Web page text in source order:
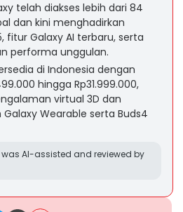
telah diakses lebih dari 84
dan kini menghadirkan
fitur Galaxy AI terbaru, serta
performa unggulan.
di Indonesia dengan
hingga Rp31.999.000,
virtual 3D dan
Wearable serta Buds4
AI-assisted and reviewed by